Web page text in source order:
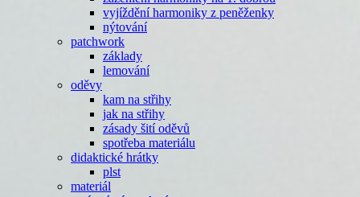
vyjíždění harmoniky z peněženky
nýtování
patchwork
základy
lemování
oděvy
kam na střihy
jak na střihy
zásady šití oděvů
spotřeba materiálu
didaktické hrátky
plst
materiál